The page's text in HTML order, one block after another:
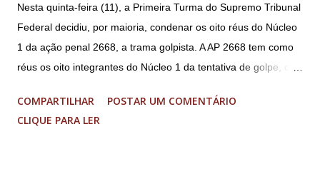
Nesta quinta-feira (11), a Primeira Turma do Supremo Tribunal
Federal decidiu, por maioria, condenar os oito réus do Núcleo
1 da ação penal 2668, a trama golpista. A AP 2668 tem como
réus os oito integrantes do Núcleo 1 da tentativa de golpe, ou
(PGR): o deputado federal Alexandre Ramagem, ex-diretor da
Agência Brasileira de Inteligência (Abin); o almirante Almir
COMPARTILHAR
POSTAR UM COMENTÁRIO
CLIQUE PARA LER